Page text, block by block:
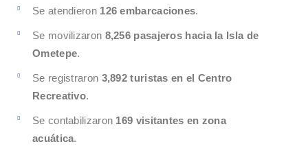
Se atendieron 126 embarcaciones.
Se movilizaron 8,256 pasajeros hacia la Isla de
Ometepe.
Se registraron 3,892 turistas en el Centro
Recreativo.
Se contabilizaron 169 visitantes en zona
acuática.